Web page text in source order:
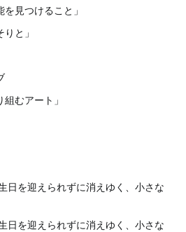
を見つけること」
と」
組むアート」
日を迎えられずに消えゆく、小さな
日を迎えられずに消えゆく、小さな